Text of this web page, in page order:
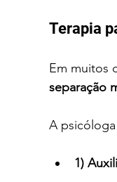
Terapia
Em muitos
separação
A
1)